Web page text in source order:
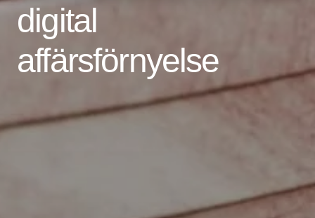
digital
affärsförnyelse